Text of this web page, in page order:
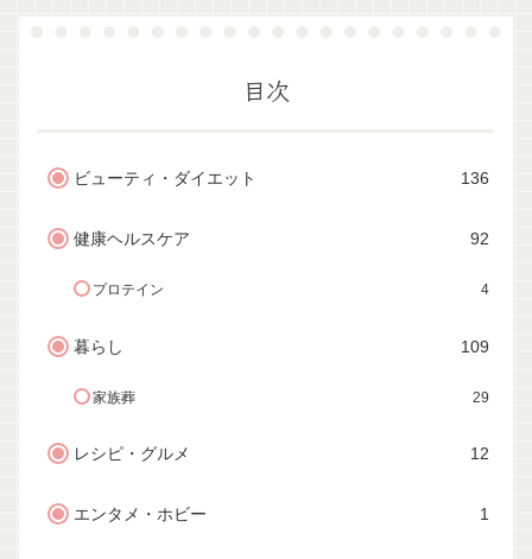
目次
ビューティ・ダイエット 136
健康ヘルスケア 92
プロテイン 4
暮らし 109
家族葬 29
レシピ・グルメ 12
エンタメ・ホビー 1